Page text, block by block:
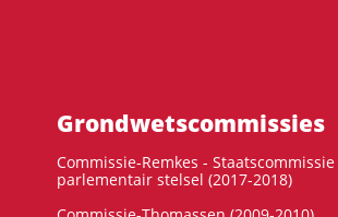
Grondwets­commissies
Commissie-Remkes - Staatscommissie
parlementair stelsel (2017-2018)